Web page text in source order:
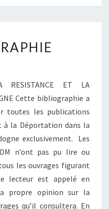
RESISTANCE ET LA
Cette bibliographie a
toutes les publications
à la Déportation dans la
exclusivement. Les
n’ont pas pu lire ou
les ouvrages figurant
lecteur est appelé en
propre opinion sur la
qu’il consultera. En